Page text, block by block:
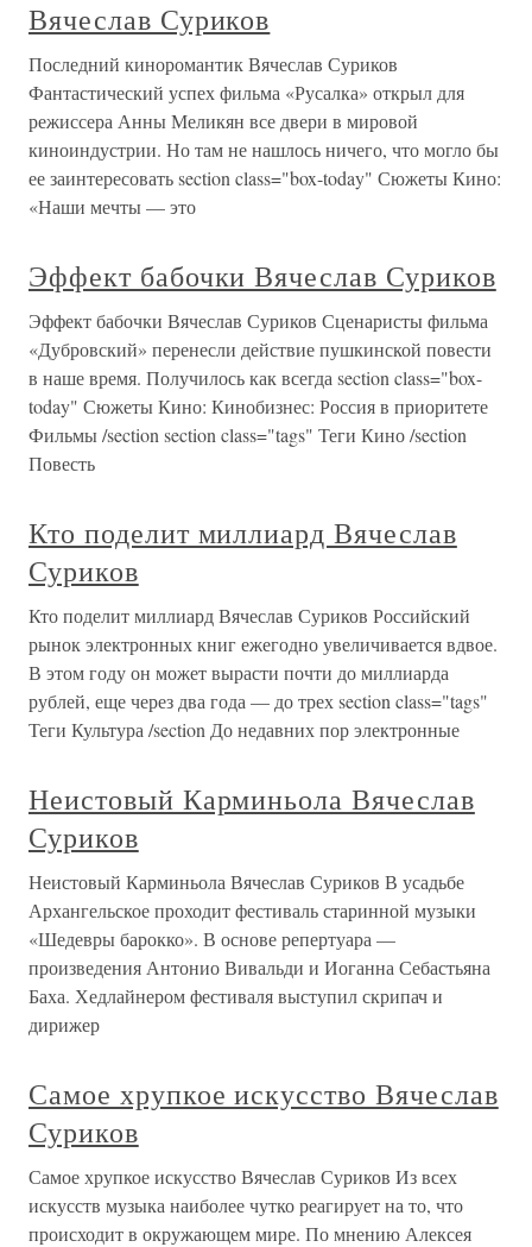
Вячеслав Суриков
Последний киноромантик Вячеслав Суриков
Фантастический успех фильма «Русалка» открыл для
режиссера Анны Меликян все двери в мировой
киноиндустрии. Но там не нашлось ничего, что могло бы
ее заинтересовать section class="box-today" Сюжеты Кино:
«Наши мечты — это
Эффект бабочки Вячеслав Суриков
Эффект бабочки Вячеслав Суриков Сценаристы фильма
«Дубровский» перенесли действие пушкинской повести
в наше время. Получилось как всегда section class="box-
today" Сюжеты Кино: Кинобизнес: Россия в приоритете
Фильмы /section section class="tags" Теги Кино /section
Повесть
Кто поделит миллиард Вячеслав
Суриков
Кто поделит миллиард Вячеслав Суриков Российский
рынок электронных книг ежегодно увеличивается вдвое.
В этом году он может вырасти почти до миллиарда
рублей, еще через два года — до трех section class="tags"
Теги Культура /section До недавних пор электронные
Неистовый Карминьола Вячеслав
Суриков
Неистовый Карминьола Вячеслав Суриков В усадьбе
Архангельское проходит фестиваль старинной музыки
«Шедевры барокко». В основе репертуара —
произведения Антонио Вивальди и Иоганна Себастьяна
Баха. Хедлайнером фестиваля выступил скрипач и
дирижер
Самое хрупкое искусство Вячеслав
Суриков
Самое хрупкое искусство Вячеслав Суриков Из всех
искусств музыка наиболее чутко реагирует на то, что
происходит в окружающем мире. По мнению Алексея